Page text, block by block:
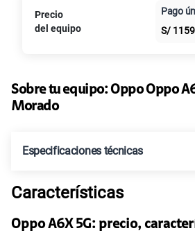
Paga solo
10GB
Paga solo
Paga solo
Ver menos
Al contado Cuotas Claro
Precio
del equipo
Pago
S/
Sobre tu equipo:OppoOppo
Morado
Especificaciones técnicas
Tecnología de Pantalla
Características
Oppo A6X 5G: precio,